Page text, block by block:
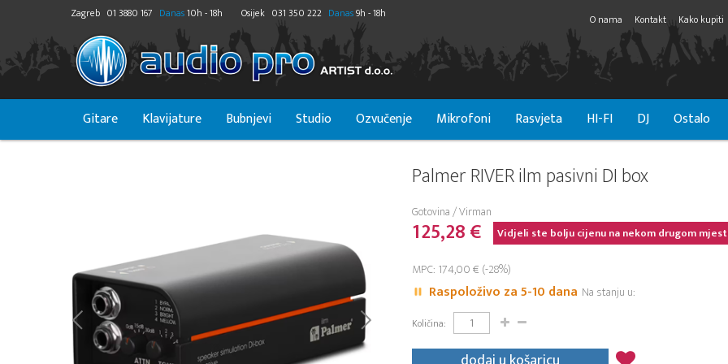
Zagreb 01 3880 167 Danas10h - 18h Osijek 031 350 222 Danas9h - 18h O nama Kontakt Kako kupiti
Gitare Klavijature Bubnjevi Studio Ozvučenje Mikrofoni Rasvjeta HI-FI DJ Ostalo
Palmer RIVER ilm pasivni DI box
Gotovina / Virman
125,28 € Vidjeli ste bolju cijenu na nekom drugom
MPC: 174,00 € (-28%)
Raspoloživo za 5-10 dana Na stanju u:
Količina: